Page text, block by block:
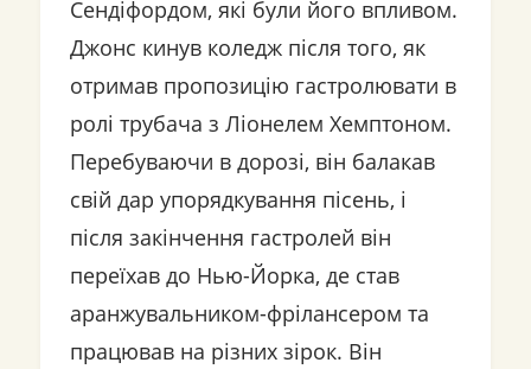
Сендіфордом, які були його впливом.
Джонс кинув коледж після того, як
отримав пропозицію гастролювати в
ролі трубача з Ліонелем Хемптоном.
Перебуваючи в дорозі, він балакав
свій дар упорядкування пісень, і
після закінчення гастролей він
переїхав до Нью-Йорка, де став
аранжувальником-фрілансером та
працював на різних зірок. Він